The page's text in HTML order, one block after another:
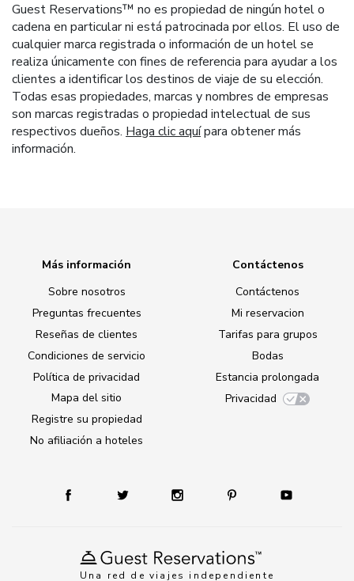
Guest Reservations™ no es propiedad de ningún hotel o
cadena en particular ni está patrocinada por ellos. El uso de
cualquier marca registrada o información de un hotel se
realiza únicamente con fines de referencia para ayudar a los
clientes a identificar los destinos de viaje de su elección.
Todas esas propiedades, marcas y nombres de empresas
son marcas registradas o propiedad intelectual de sus
respectivos dueños. Haga clic aquípara obtener más
información.
Una red de viajes independiente
Más información
Sobre nosotros
Preguntas frecuentes
Reseñas de clientes
Condiciones de servicio
Política de privacidad
Mapa del sitio
Registre su propiedad
No afiliación a hoteles
Contáctenos
Contáctenos
Mi reservacion
Tarifas para grupos
Bodas
Estancia prolongada
Privacidad